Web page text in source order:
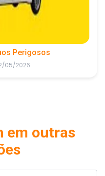
Perigosos
05/2026
em outras